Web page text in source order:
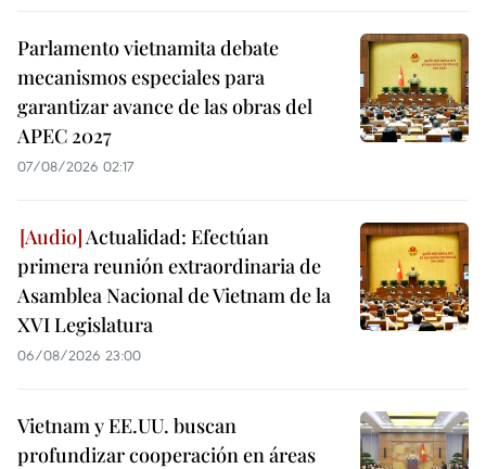
Parlamento vietnamita debate
mecanismos especiales para
garantizar avance de las obras del
APEC 2027
07/08/2026 02:17
Actualidad: Efectúan
primera reunión extraordinaria de
Asamblea Nacional de Vietnam de la
XVI Legislatura
06/08/2026 23:00
Vietnam y EE.UU. buscan
profundizar cooperación en áreas